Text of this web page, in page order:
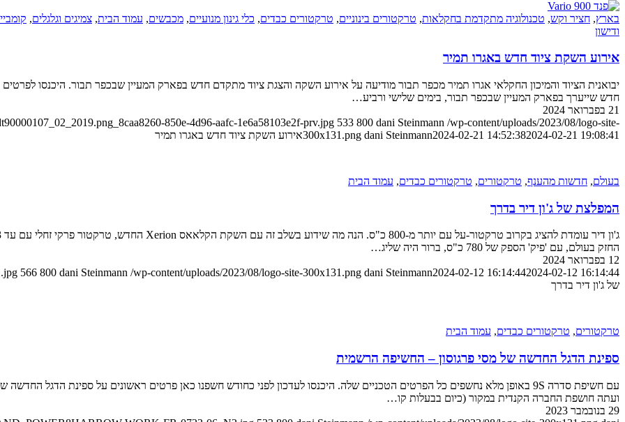
בארץ, חציר וקש, טכנולוגיה מתקדמת בחקלאות, טרקטורים בינוניים, טרקטורים כבדים, כלי גינון מנועיים, מכבשים, עמוד הבית, צמיגים וגלגלים,
ודישון
אירוע השקת ציוד חדש באגרו תמיר
יבואנית הציוד והמיכון החקלאי אגרו תמיר מכפר תבור מודיעה על אירוע השקה והצגת ציוד מתקדם חדש בפארק המעיין שבכפר תבור. היכנסו
חדש שייערך בפארק המעיין שבכפר תבור, בימים שלישי ורביע…
21 בפברואר 2024
850e-4d96-aafc-1e6a58103e2f-prv.jpg 533 800 dani Steinmann /wp-content/uploads/2023/08/logo-site-
300x131.png dani Steinmann2024-02-21 14:52:382024-02-21 19:08:41 אירוע השקת ציוד חדש באגרו תמיר
בעולם, חדשות מהענף, טרקטורים, טרקטורים כבדים, עמוד הבית
המפלצת של ג'ון דיר בדרך
החזק בעולם, עם 'פיק' הספק של 780 כ"ס, ברור היה שליג…
12 בפברואר 2024
566 800 dani Steinmann /wp-content/uploads/2023/08/logo-site-300x131.png dani Steinmann2024-02-12 16:14:442024-02-12 16:14:44
של ג'ון דיר בדרך
טרקטורים, טרקטורים כבדים, עמוד הבית
ספינת הדגל החדשה של מסי פרגוסון – החשיפה הרשמית
ועתה חושפת החברה הקנדית במקור (כיום בבעלות קו…
29 בנובמבר 2023